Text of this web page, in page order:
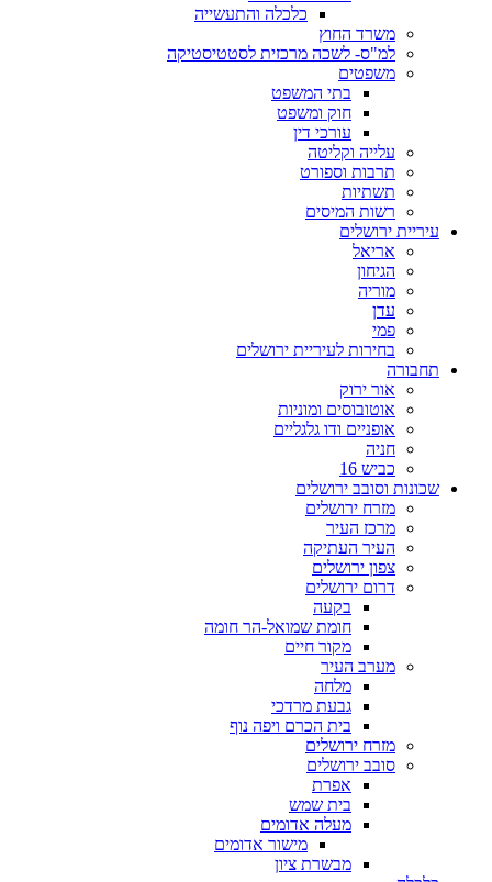
כלכלה והתעשייה
משרד החוץ
למ"ס- לשכה מרכזית לסטטיסטיקה
משפטים
בתי המשפט
חוק ומשפט
עורכי דין
עלייה וקליטה
תרבות וספורט
תשתיות
רשות המיסים
עיריית ירושלים
אריאל
הגיחון
מוריה
עדן
פמי
בחירות לעיריית ירושלים
תחבורה
אור ירוק
אוטובוסים ומוניות
אופניים ודו גלגליים
חניה
כביש 16
שכונות וסובב ירושלים
מזרח ירושלים
מרכז העיר
העיר העתיקה
צפון ירושלים
דרום ירושלים
בקעה
חומת שמואל-הר חומה
מקור חיים
מערב העיר
מלחה
גבעת מרדכי
בית הכרם ויפה נוף
מזרח ירושלים
סובב ירושלים
אפרת
בית שמש
מעלה אדומים
מישור אדומים
מבשרת ציון